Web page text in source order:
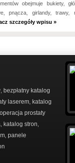
obejmuje bukiety,
pnącza, girlandy, trawy,
szczegóły wpisu »
bezpłatny katalog
laserem katalog
operacja prostaty
katalog stron
panele